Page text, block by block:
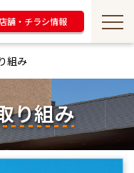
店舗・チラシ情報
組み
り組み